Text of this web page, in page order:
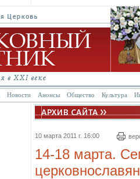
Новости Анонсы Общество Культура
10 марта 2011 г. 16:00
14-18 марта.